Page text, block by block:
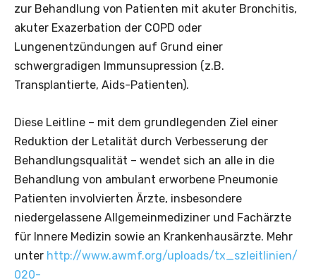
zur Behandlung von Patienten mit akuter Bronchitis,
akuter Exazerbation der COPD oder
Lungenentzündungen auf Grund einer
schwergradigen Immunsupression (z.B.
Transplantierte, Aids-Patienten).
Diese Leitline – mit dem grundlegenden Ziel einer
Reduktion der Letalität durch Verbesserung der
Behandlungsqualität – wendet sich an alle in die
Behandlung von ambulant erworbene Pneumonie
Patienten involvierten Ärzte, insbesondere
niedergelassene Allgemeinmediziner und Fachärzte
für Innere Medizin sowie an Krankenhausärzte. Mehr
unter http://www.awmf.org/uploads/tx_szleitlinien/
020-